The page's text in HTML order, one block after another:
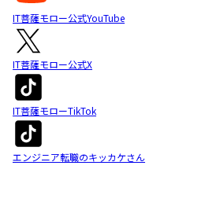
IT菩薩モロー公式YouTube
IT菩薩モロー公式X
IT菩薩モローTikTok
エンジニア転職のキッカケさん